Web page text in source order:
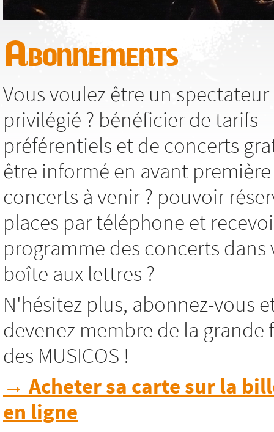
Abonnements
Vous voulez être un spectateur
privilégié ? bénéficier de tarifs
préférentiels et de concerts
être informé en avant
concerts à venir ? pouvoir
places par téléphone et
programme des concerts dans
boîte aux lettres ?
N'hésitez plus, abonnez-vous
devenez membre de la grande
des MUSICOS !
→ Acheter sa carte sur la
en ligne